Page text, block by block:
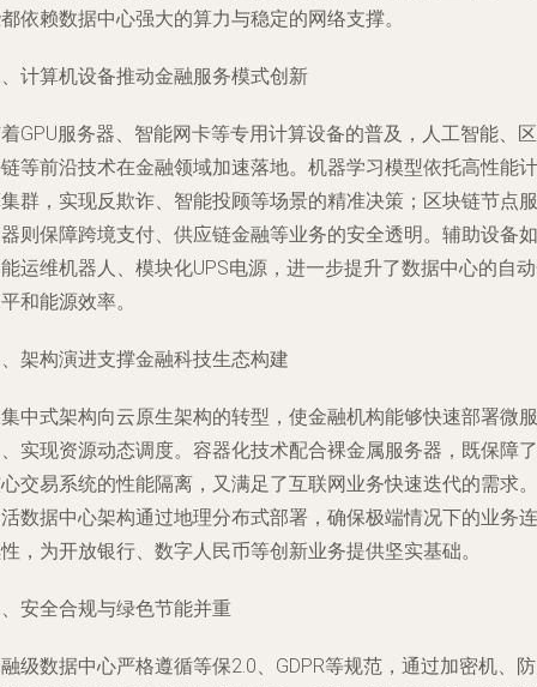
依赖数据中心强大的算力与稳定的网络支撑。
计算机设备推动金融服务模式创新
GPU服务器、智能网卡等专用计算设备的普及，人工智能、区
等前沿技术在金融领域加速落地。机器学习模型依托高性能计
群，实现反欺诈、智能投顾等场景的精准决策；区块链节点服
则保障跨境支付、供应链金融等业务的安全透明。辅助设备如
运维机器人、模块化UPS电源，进一步提升了数据中心的自
和能源效率。
架构演进支撑金融科技生态构建
中式架构向云原生架构的转型，使金融机构能够快速部署微服
实现资源动态调度。容器化技术配合裸金属服务器，既保障了
交易系统的性能隔离，又满足了互联网业务快速迭代的需求。
数据中心架构通过地理分布式部署，确保极端情况下的业务连
，为开放银行、数字人民币等创新业务提供坚实基础。
安全合规与绿色节能并重
级数据中心严格遵循等保2.0、GDPR等规范，通过加密机、